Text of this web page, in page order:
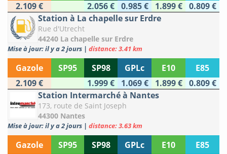
2.109 €
2.056 € 0.985 € 1.899 €
0.809 €
Station à La chapelle sur Erdre
Rue d'Utrecht
44240 La chapelle sur Erdre
Mise à jour: il y a 2 jours | distance: 3.41 km
Gazole SP95 SP98 GPLc E10
E85
2.109 €
1.999 € 1.069 € 1.899 €
0.809 €
Station Intermarché à Nantes
173, route de Saint Joseph
44300 Nantes
Mise à jour: il y a 2 jours | distance: 3.63 km
Gazole SP95 SP98 GPLc E10
E85